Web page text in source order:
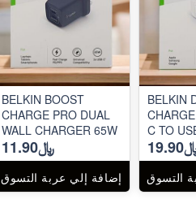
BELKIN BOOST
CHARGE PRO DUAL
WALL CHARGER 65W
﷼11.90
إضافة إلي عربة التسوق
BELKIN
C TO
التسوق